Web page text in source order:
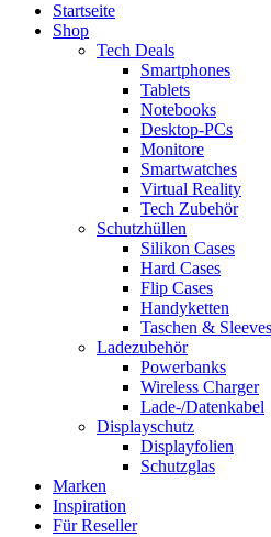
Startseite
Shop
Tech Deals
Smartphones
Tablets
Notebooks
Desktop-PCs
Monitore
Smartwatches
Virtual Reality
Tech Zubehör
Schutzhüllen
Silikon Cases
Hard Cases
Flip Cases
Handyketten
Taschen & Sleeves
Ladezubehör
Powerbanks
Wireless Charger
Lade-/Datenkabel
Displayschutz
Displayfolien
Schutzglas
Marken
Inspiration
Für Reseller